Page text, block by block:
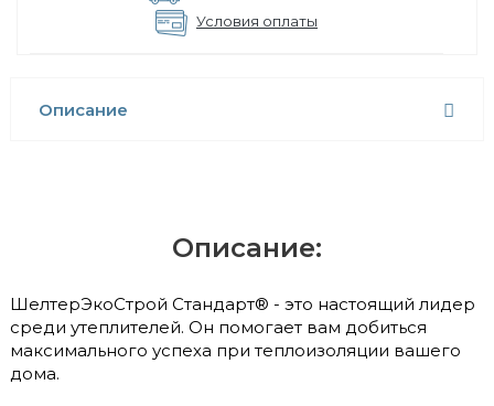
Условия оплаты
Описание
Описание:
ШелтерЭкоСтрой Стандарт® - это настоящий лидер
среди утеплителей. Он помогает вам добиться
максимального успеха при теплоизоляции вашего
дома.